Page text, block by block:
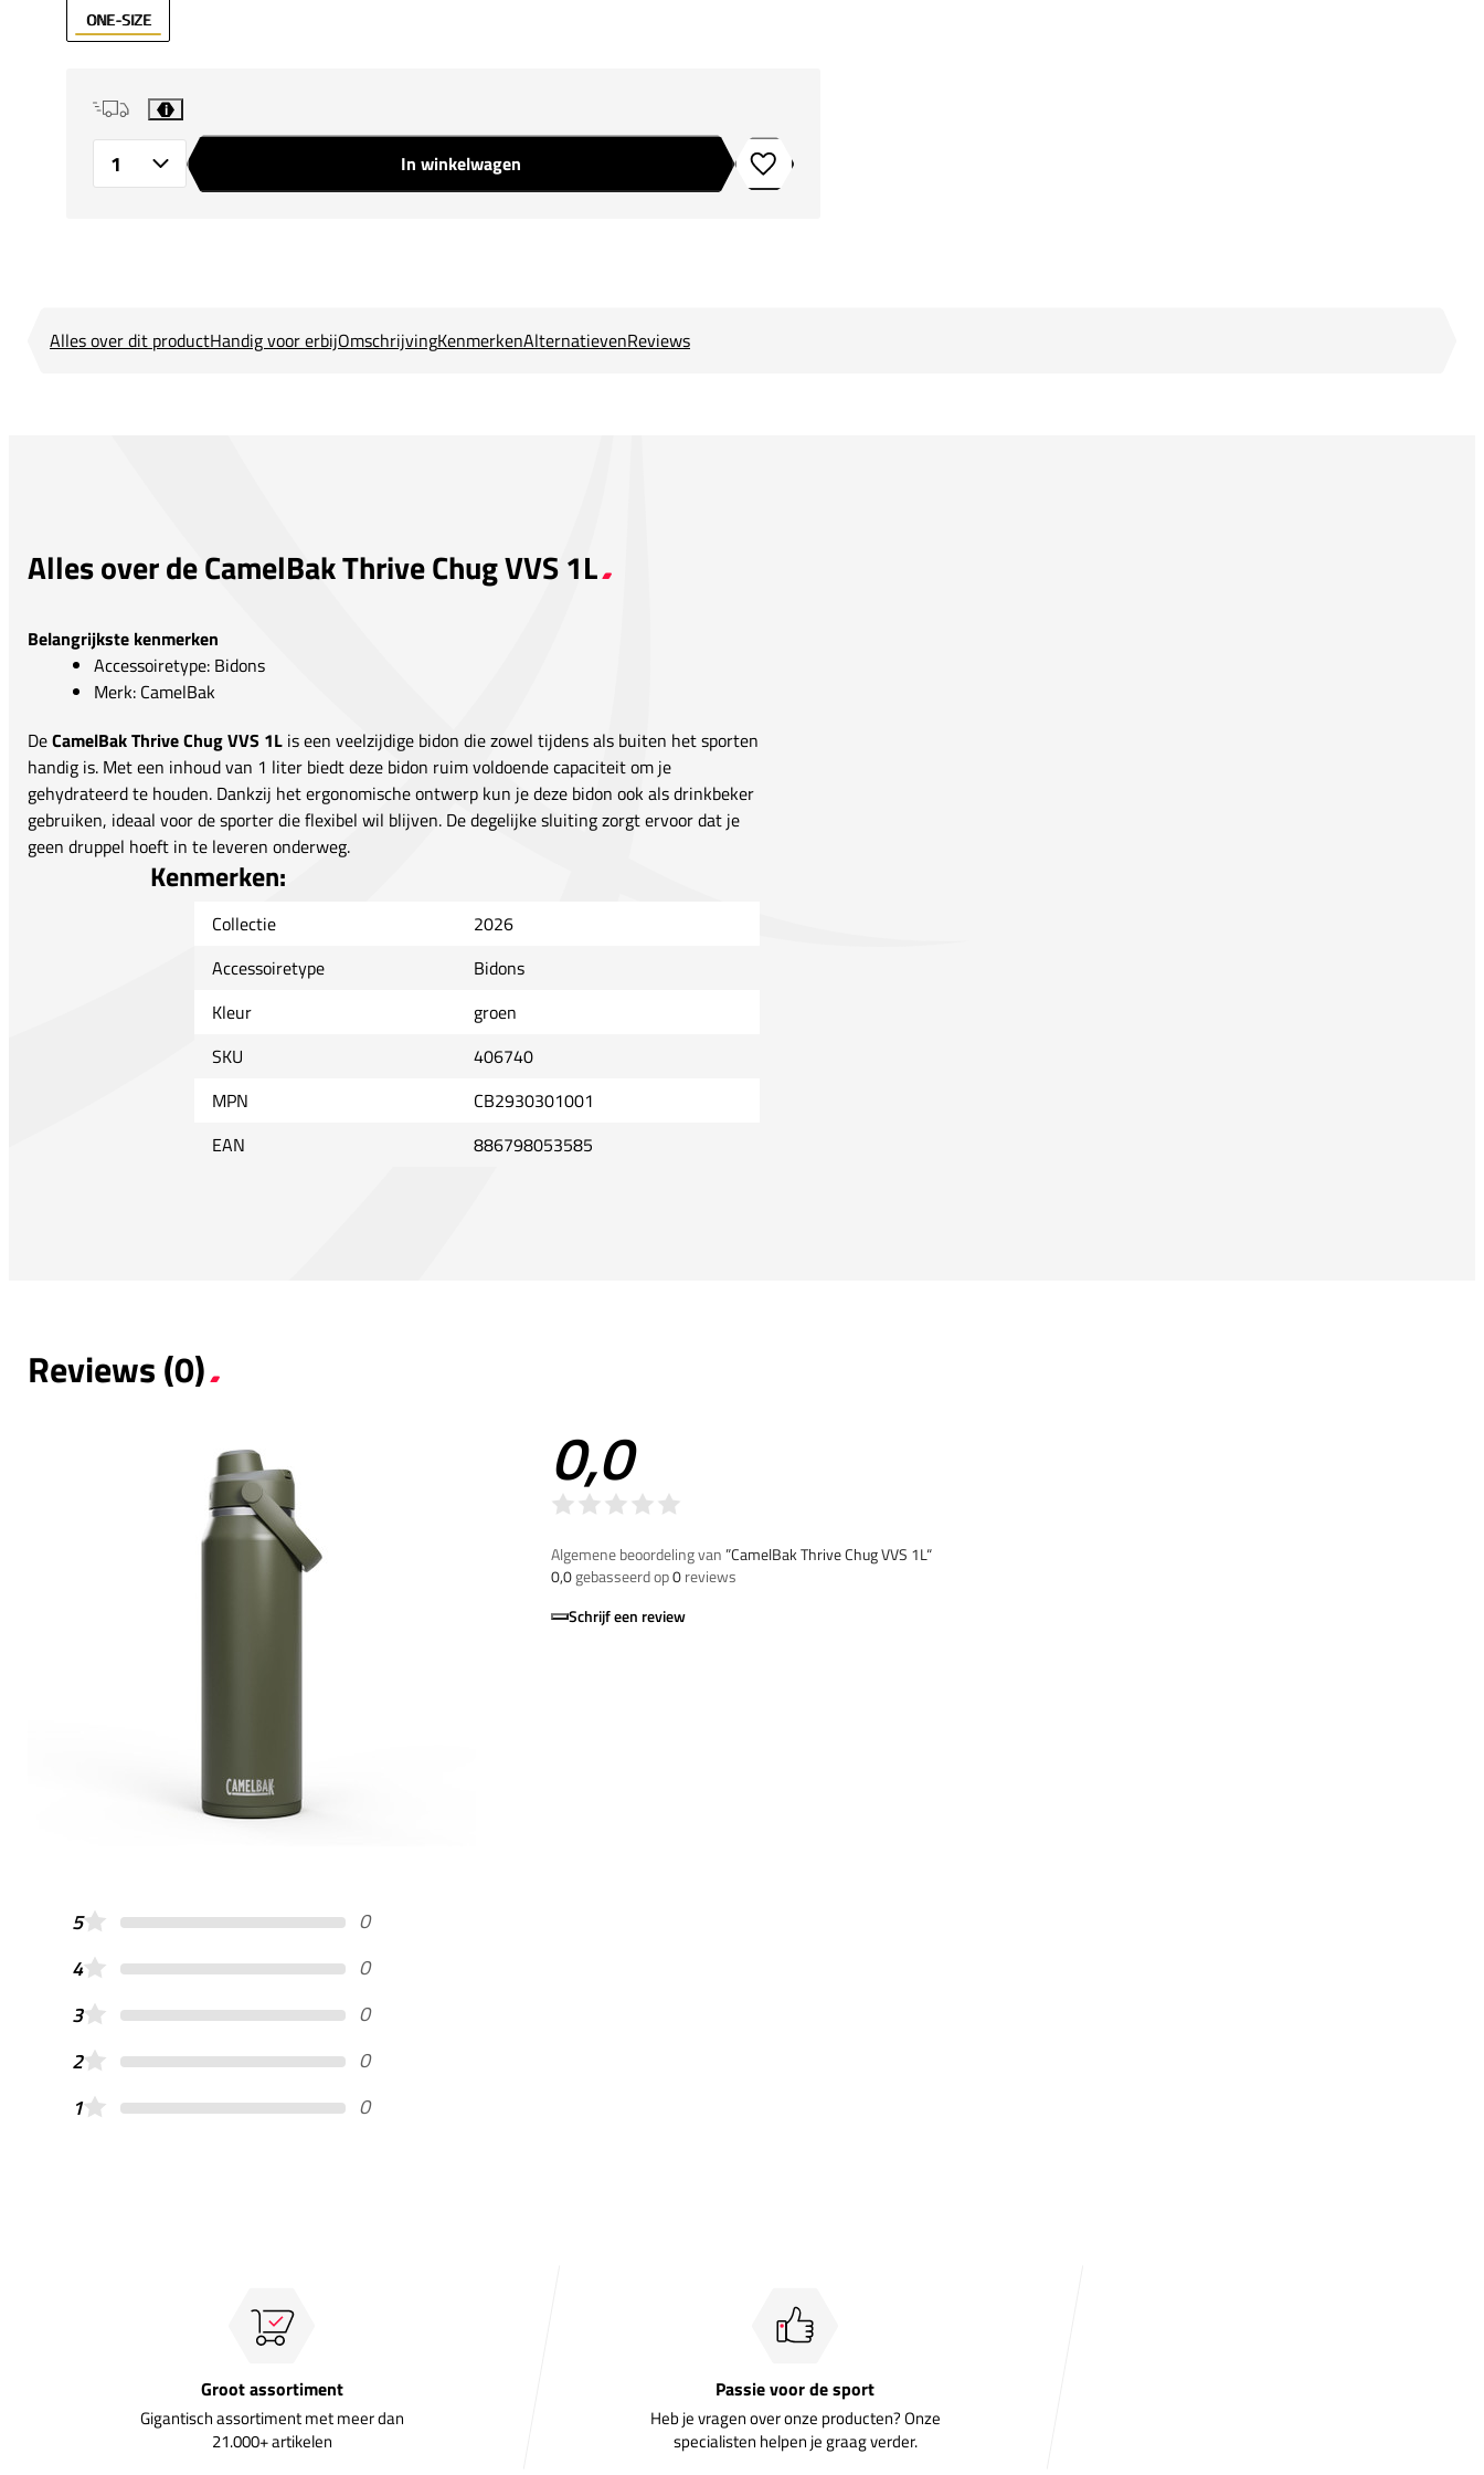
ONE-SIZE
i
In winkelwagen Toevoegen aan verlanglijstje
Alles over dit productHandig voor erbijOmschrijvingKenmerkenAlternatievenReviews
Alles over de CamelBak Thrive Chug VVS 1L
Belangrijkste kenmerken
Accessoiretype: Bidons
Merk: CamelBak
DeCamelBak Thrive Chug VVS 1L is een veelzijdige bidon die zowel tijdens als buiten het sporten
handig is. Met een inhoud van 1 liter biedt deze bidon ruim voldoende capaciteit om je
gehydrateerd te houden. Dankzij het ergonomische ontwerp kun je deze bidon ook als drinkbeker
gebruiken, ideaal voor de sporter die flexibel wil blijven. De degelijke sluiting zorgt ervoor dat je
geen druppel hoeft in te leveren onderweg.
Kenmerken:
Collectie
2026
Accessoiretype
Bidons
Kleur
groen
SKU
406740
MPN
CB2930301001
EAN
886798053585
Reviews (0)
0,0
Algemene beoordeling van”CamelBak Thrive Chug VVS 1L“
0,0gebasseerd op0reviews
Schrijf een review
5
0
4
0
3
0
2
0
1
0
Groot assortiment
Gigantisch assortiment met meer dan
21.000+ artikelen
Passie voor de sport
Heb je vragen over onze producten? Onze
specialisten helpen je graag verder.